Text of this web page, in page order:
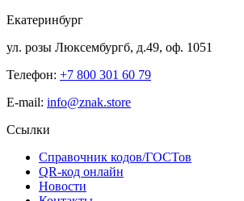
Екатеринбург
ул. розы Люксембургб, д.49, оф. 1051
Телефон: +7 800 301 60 79
E-mail: info@znak.store
Ссылки
Справочник кодов/ГОСТов
QR-код онлайн
Новости